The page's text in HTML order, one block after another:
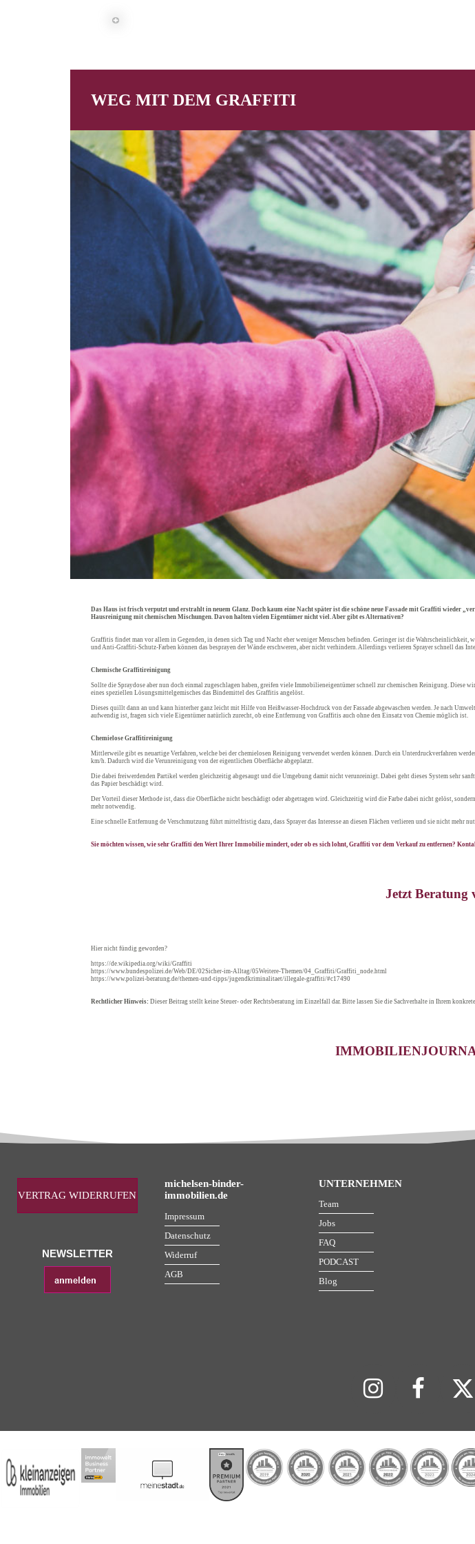
WEG MIT DEM GRAFFITI
Das Haus ist frisch verputzt und erstrahlt in neuem Glanz. Doch kaum eine Nacht später ist die schöne neue Fassade mit Graffiti wieder
Hausreinigung mit chemischen Mischungen. Davon halten vielen Eigentümer nicht viel. Aber gibt es Alternativen?
Graffitis findet man vor allem in Gegenden, in denen sich Tag und Nacht eher weniger Menschen befinden. Geringer ist die
und Anti-Graffiti-Schutz-Farben können das besprayen der Wände erschweren, aber nicht verhindern. Allerdings verlieren Sprayer schnell das
Chemische Graffitireinigung
Sollte die Spraydose aber nun doch einmal zugeschlagen haben, greifen viele Immobilieneigentümer schnell zur chemischen Reinigung.
eines speziellen Lösungsmittelgemisches das Bindemittel des Graffitis angelöst.
Dieses quillt dann an und kann hinterher ganz leicht mit Hilfe von Heißwasser-Hochdruck von der Fassade abgewaschen werden. Je nach
aufwendig ist, fragen sich viele Eigentümer natürlich zurecht, ob eine Entfernung von Graffitis auch ohne den Einsatz von Chemie möglich ist.
Chemielose Graffitireinigung
Mittlerweile gibt es neuartige Verfahren, welche bei der chemielosen Reinigung verwendet werden können. Durch ein Unterdruckverfahren
km/h. Dadurch wird die Verunreinigung von der eigentlichen Oberfläche abgeplatzt.
Die dabei freiwerdenden Partikel werden gleichzeitig abgesaugt und die Umgebung damit nicht verunreinigt. Dabei geht dieses System sehr
das Papier beschädigt wird.
Der Vorteil dieser Methode ist, dass die Oberfläche nicht beschädigt oder abgetragen wird. Gleichzeitig wird die Farbe dabei nicht gelöst,
mehr notwendig.
Eine schnelle Entfernung de Verschmutzung führt mittelfristig dazu, dass Sprayer das Interesse an diesen Flächen verlieren und sie nicht mehr
Sie möchten wissen, wie sehr Graffiti den Wert Ihrer Immobilie mindert, oder ob es sich lohnt, Graffiti vor dem Verkauf zu entfernen?
Jetzt Beratung
Hier nicht fündig geworden?
https://de.wikipedia.org/wiki/Graffiti
https://www.bundespolizei.de/Web/DE/02Sicher-im-Alltag/05Weitere-Themen/04_Graffiti/Graffiti_node.html
https://www.polizei-beratung.de/themen-und-tipps/jugendkriminalitaet/illegale-graffiti/#c17490
Rechtlicher Hinweis: Dieser Beitrag stellt keine Steuer- oder Rechtsberatung im Einzelfall dar. Bitte lassen Sie die Sachverhalte in Ihrem
VERTRAG WIDERRUFEN
NEWSLETTER
michelsen-binder-
immobilien.de
Impressum
Datenschutz
Widerruf
AGB
UNTERNEHMEN
Team
Jobs
FAQ
PODCAST
Blog